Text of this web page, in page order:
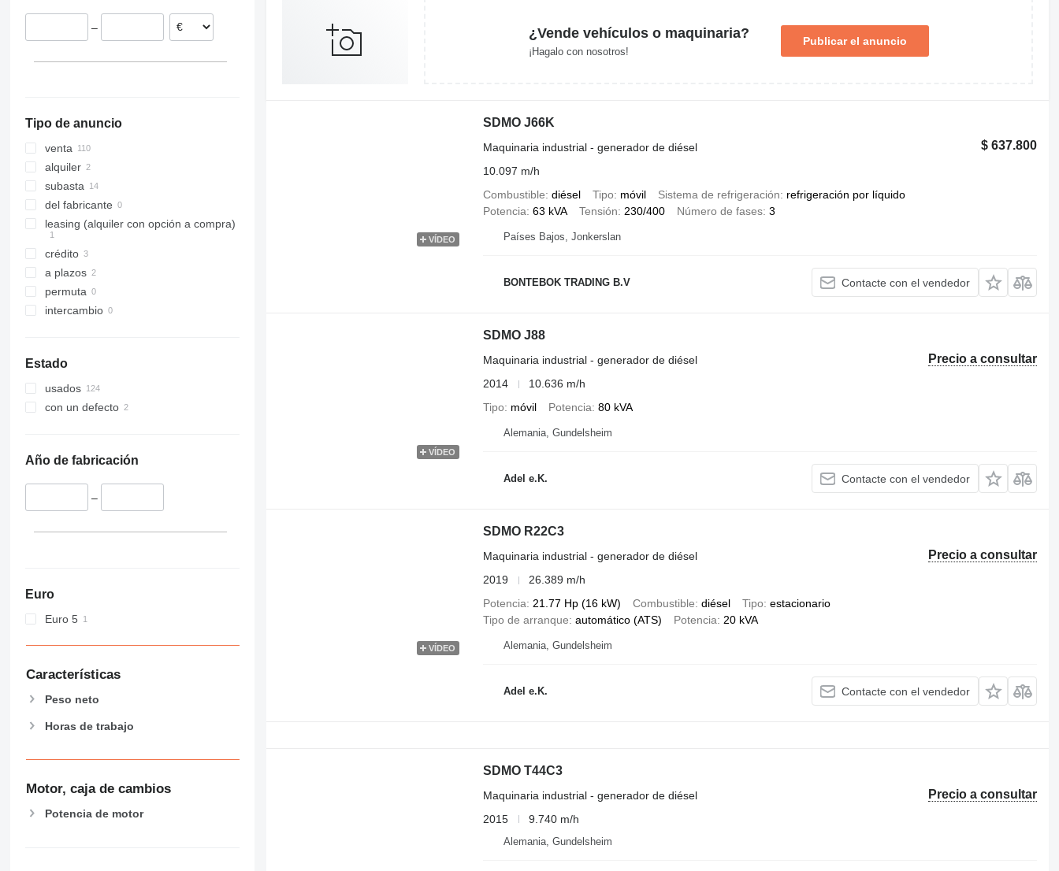
Portugal
Polonia
–
Tipo de anuncio
venta
alquiler
subasta
del fabricante
leasing (alquiler con opción a compra)
crédito
a plazos
permuta
intercambio
Estado
usados
con un defecto
Año de fabricación
–
Euro
Euro 5
Características
Peso neto
Horas de trabajo
Motor, caja de cambios
Potencia de motor
¿Vende vehículos o maquinaria?
¡Hagalo con nosotros!
Publicar el anuncio
VÍDEO
SDMO J66K
$ 637.800
Maquinaria industrial - generador de diésel
10.097 m/h
Combustible diésel Tipo móvil Sistema de refrigeración
refrigeración por líquido
Potencia 63 kVA Tensión 230/400 Número de fases 3
Países Bajos, Jonkerslan
BONTEBOK TRADING B.V Contacte con el vendedor
VÍDEO
SDMO J88
Precio a consultar
Maquinaria industrial - generador de diésel
2014
10.636 m/h
Tipo
móvil Potencia 80 kVA
Alemania, Gundelsheim
Adel e.K. Contacte con el vendedor
VÍDEO
SDMO R22C3
Precio a consultar
Maquinaria industrial - generador de diésel
2019
26.389 m/h
Potencia
21.77 Hp (16 kW) Combustible diésel Tipo estacionario
Tipo de arranque automático (ATS) Potencia 20 kVA
Alemania, Gundelsheim
Adel e.K. Contacte con el vendedor
SDMO T44C3
Precio a consultar
Maquinaria industrial - generador de diésel
2015
9.740 m/h
Alemania, Gundelsheim